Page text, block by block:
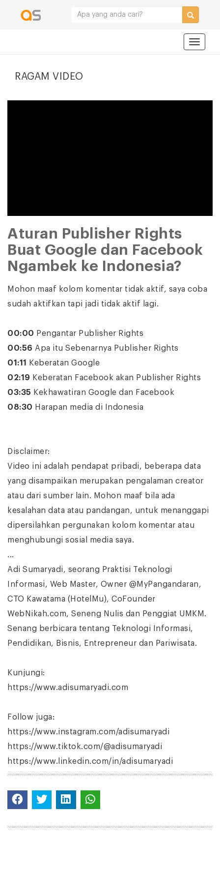
RAGAM VIDEO
Aturan Publisher Rights
Buat Google dan Facebook
Ngambek ke Indonesia?
Mohon maaf kolom komentar tidak aktif, saya coba
sudah aktifkan tapi jadi tidak aktif lagi.
00:00 Pengantar Publisher Rights
00:56 Apa itu Sebenarnya Publisher Rights
01:11
Keberatan Google
02:19 Keberatan Facebook akan Publisher Rights
03:35 Kekhawatiran Google dan Facebook
08:30 Harapan media di Indonesia
Disclaimer:
Video ini adalah pendapat pribadi, beberapa data
yang disampaikan merupakan pengalaman creator
atau dari sumber lain. Mohon maaf bila ada
kesalahan data atau pandangan, untuk menanggapi
dipersilahkan pergunakan kolom komentar atau
menghubungi sosial media saya.
...
Adi Sumaryadi, seorang Praktisi Teknologi
Informasi, Web Master, Owner @MyPangandaran,
CTO Kawatama (HotelMu), CoFounder
WebNikah.com, Seneng Nulis dan Penggiat UMKM.
Senang berbicara tentang Teknologi Informasi,
Pendidikan, Bisnis, Entrepreneur dan Pariwisata.
Kunjungi:
https://www.adisumaryadi.com
Follow juga:
https://www.instagram.com/adisumaryadi
https://www.tiktok.com/@adisumaryadi
https://www.linkedin.com/in/adisumaryadi